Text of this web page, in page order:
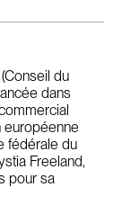
du
dans
européenne
fédérale du
Freeland,
pour sa